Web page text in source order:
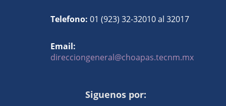
Telefono: 01 (923) 32-32010 al 32017
Email:
direcciongeneral@choapas.tecnm.mx
Siguenos por: